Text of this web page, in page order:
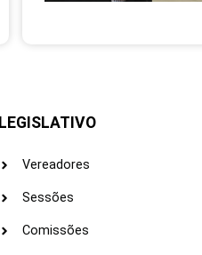
LEGISLATIVO
Vereadores
Sessões
Comissões